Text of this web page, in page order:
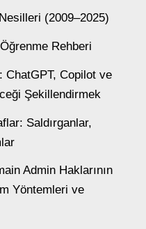
(2009–2025)
Rehberi
ChatGPT, Copilot ve
Şekillendirmek
Saldırganlar,
Admin Haklarının
Yöntemleri ve